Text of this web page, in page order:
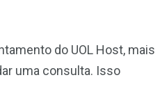
do UOL Host, mais
uma consulta. Isso